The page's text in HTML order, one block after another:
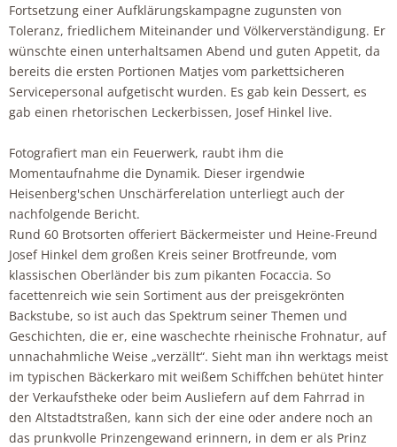
Fortsetzung einer Aufklärungskampagne zugunsten von
Toleranz, friedlichem Miteinander und Völkerverständigung. Er
wünschte einen unterhaltsamen Abend und guten Appetit, da
bereits die ersten Portionen Matjes vom parkettsicheren
Servicepersonal aufgetischt wurden. Es gab kein Dessert, es
gab einen rhetorischen Leckerbissen, Josef Hinkel live.
Fotografiert man ein Feuerwerk, raubt ihm die
Momentaufnahme die Dynamik. Dieser irgendwie
Heisenberg'schen Unschärferelation unterliegt auch der
nachfolgende Bericht.
Rund 60 Brotsorten offeriert Bäckermeister und Heine-Freund
Josef Hinkel dem großen Kreis seiner Brotfreunde, vom
klassischen Oberländer bis zum pikanten Focaccia. So
facettenreich wie sein Sortiment aus der preisgekrönten
Backstube, so ist auch das Spektrum seiner Themen und
Geschichten, die er, eine waschechte rheinische Frohnatur, auf
unnachahmliche Weise „verzällt“. Sieht man ihn werktags meist
im typischen Bäckerkaro mit weißem Schiffchen behütet hinter
der Verkaufstheke oder beim Ausliefern auf dem Fahrrad in
den Altstadtstraßen, kann sich der eine oder andere noch an
das prunkvolle Prinzengewand erinnern, in dem er als Prinz